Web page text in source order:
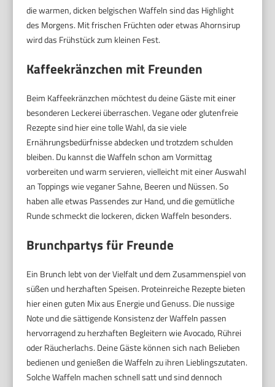
die warmen, dicken belgischen Waffeln sind das Highlight
des Morgens. Mit frischen Früchten oder etwas Ahornsirup
wird das Frühstück zum kleinen Fest.
Kaffeekränzchen mit Freunden
Beim Kaffeekränzchen möchtest du deine Gäste mit einer
besonderen Leckerei überraschen. Vegane oder glutenfreie
Rezepte sind hier eine tolle Wahl, da sie viele
Ernährungsbedürfnisse abdecken und trotzdem schulden
bleiben. Du kannst die Waffeln schon am Vormittag
vorbereiten und warm servieren, vielleicht mit einer Auswahl
an Toppings wie veganer Sahne, Beeren und Nüssen. So
haben alle etwas Passendes zur Hand, und die gemütliche
Runde schmeckt die lockeren, dicken Waffeln besonders.
Brunchpartys für Freunde
Ein Brunch lebt von der Vielfalt und dem Zusammenspiel von
süßen und herzhaften Speisen. Proteinreiche Rezepte bieten
hier einen guten Mix aus Energie und Genuss. Die nussige
Note und die sättigende Konsistenz der Waffeln passen
hervorragend zu herzhaften Begleitern wie Avocado, Rührei
oder Räucherlachs. Deine Gäste können sich nach Belieben
bedienen und genießen die Waffeln zu ihren Lieblingszutaten.
Solche Waffeln machen schnell satt und sind dennoch